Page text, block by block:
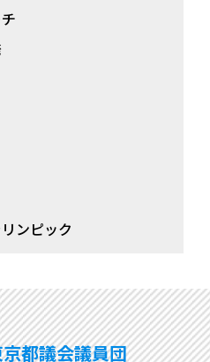
ンピック
都議会議員団